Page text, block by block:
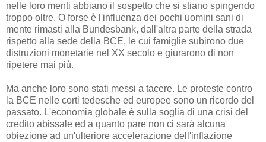
nelle loro menti abbiano il sospetto che si stiano spingendo
troppo oltre. O forse è l'influenza dei pochi uomini sani di
mente rimasti alla Bundesbank, dall'altra parte della strada
rispetto alla sede della BCE, le cui famiglie subirono due
distruzioni monetarie nel XX secolo e giurarono di non
ripetere mai più.
Ma anche loro sono stati messi a tacere. Le proteste contro
la BCE nelle corti tedesche ed europee sono un ricordo del
passato. L'economia globale è sulla soglia di una crisi del
credito abissale ed a quanto pare non ci sarà alcuna
obiezione ad un'ulteriore accelerazione dell'inflazione